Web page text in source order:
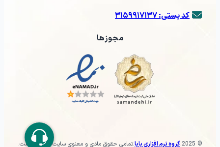
کد پستی: ۳۱۵۹۹۱۷۱۳۷
مجوزها
© 2025
.گروه نرم افزاری پایا.تمامی حقوق مادی و معنوی سایت محفوظ است.